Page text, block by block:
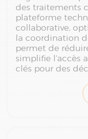
des traitements
plateforme
collaborative,
la coordination
permet de
simplifie l’accès
clés pour des